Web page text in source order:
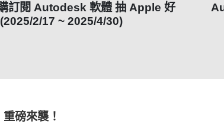
訂閱 Autodesk 軟體 抽 Apple 好
2/17 ~ 2025/4/30)
磅來襲！